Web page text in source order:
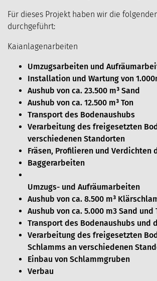
MASCHINENPARK
AKTUELLES
MERCHANDISE
Für dieses Projekt haben wir die
durchgeführt:
Kaianlagenarbeiten
Umzugsarbeiten und
Installation und Wartung von
Aushub von ca. 23.500 m³ Sand
Aushub von ca. 12.500 m³ Ton
Transport des Bodenaushubs
Verarbeitung des freigesetzten
verschiedenen Standorten
Fräsen, Profilieren und Verdichten
Baggerarbeiten
Umzugs- und Aufräumarbeiten
Aushub von ca. 8.500 m³
Aushub von ca. 5.000 m3 Sand und
Transport des Bodenaushubs und
Verarbeitung des freigesetzten
Schlamms an verschiedenen
Einbau von Schlammgruben
Verbau